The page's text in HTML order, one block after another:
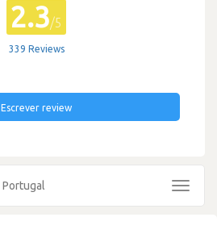
2.3/5
339 Reviews
Escrever review
Toggle